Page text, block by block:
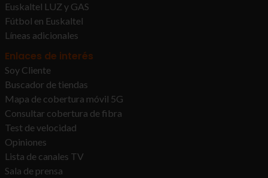
Euskaltel LUZ y GAS
Fútbol en Euskaltel
Líneas adicionales
Enlaces de interés
Soy Cliente
Buscador de tiendas
Mapa de cobertura móvil 5G
Consultar cobertura de fibra
Test de velocidad
Opiniones
Lista de canales TV
Sala de prensa